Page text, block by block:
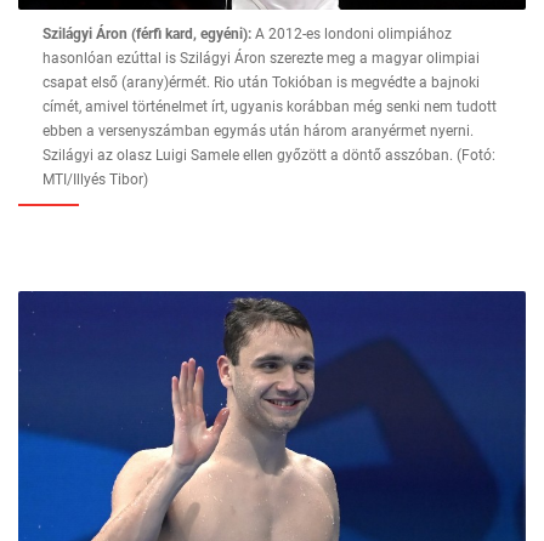
Szilágyi Áron (férfi kard, egyéni): A 2012-es londoni olimpiához
hasonlóan ezúttal is Szilágyi Áron szerezte meg a magyar olimpiai
csapat első (arany)érmét. Rio után Tokióban is megvédte a bajnoki
címét, amivel történelmet írt, ugyanis korábban még senki nem tudott
ebben a versenyszámban egymás után három aranyérmet nyerni.
Szilágyi az olasz Luigi Samele ellen győzött a döntő asszóban. (Fotó:
MTI/Illyés Tibor)